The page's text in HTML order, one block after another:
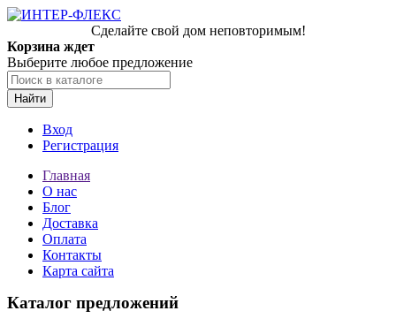
Сделайте свой дом неповторимым!
Корзина ждет
Выберите любое предложение
Найти
Вход
Регистрация
Главная
О нас
Блог
Доставка
Оплата
Контакты
Карта сайта
Каталог предложений